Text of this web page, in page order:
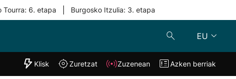
Tourra: 6. etapa Burgosko Itzulia: 3. etapa
EU
"Helmuga"
Klisk Zuzenean
Klisk Zuretzat Zuzenean Azken berriak